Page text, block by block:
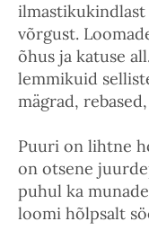
võrgust.
õhus ja katuse
lemmikuid
mägrad,
Puuri on lihtne
on otsene
puhul ka
loomi hõlpsalt